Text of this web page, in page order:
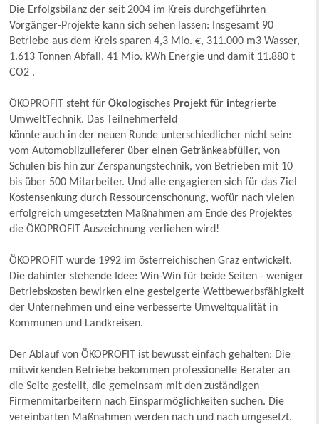
Die Erfolgsbilanz der seit 2004 im Kreis durchgeführten
Vorgänger-Projekte kann sich sehen lassen: Insgesamt 90
Betriebe aus dem Kreis sparen 4,3 Mio. €, 311.000 m3 Wasser,
1.613 Tonnen Abfall, 41 Mio. kWh Energie und damit 11.880 t
CO2 .
ÖKOPROFIT steht fürÖko logisches Projektfür integrierte
UmweltTechnik. Das Teilnehmerfeld
könnte auch in der neuen Runde unterschiedlicher nicht sein:
vom Automobilzulieferer über einen Getränkeabfüller, von
Schulen bis hin zur Zerspanungstechnik, von Betrieben mit 10
bis über 500 Mitarbeiter. Und alle engagieren sich für das Ziel
Kostensenkung durch Ressourcenschonung, wofür nach vielen
erfolgreich umgesetzten Maßnahmen am Ende des Projektes
die ÖKOPROFIT Auszeichnung verliehen wird!
ÖKOPROFIT wurde 1992 im österreichischen Graz entwickelt.
Die dahinter stehende Idee: Win-Win für beide Seiten - weniger
Betriebskosten bewirken eine gesteigerte Wettbewerbsfähigkeit
der Unternehmen und eine verbesserte Umweltqualität in
Kommunen und Landkreisen.
Der Ablauf von ÖKOPROFIT ist bewusst einfach gehalten: Die
mitwirkenden Betriebe bekommen professionelle Berater an
die Seite gestellt, die gemeinsam mit den zuständigen
Firmenmitarbeitern nach Einsparmöglichkeiten suchen. Die
vereinbarten Maßnahmen werden nach und nach umgesetzt.